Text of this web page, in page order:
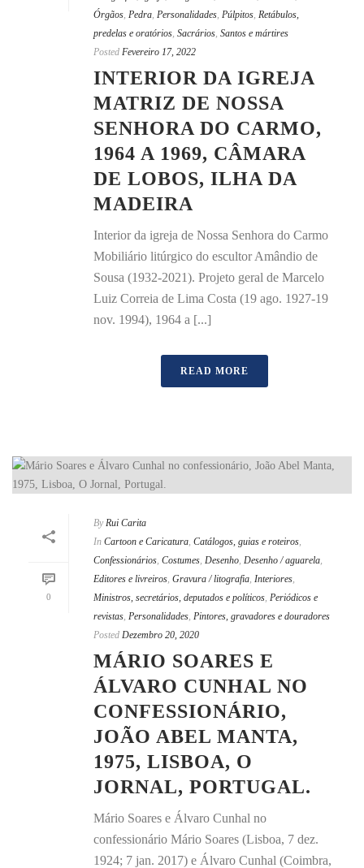
Órgãos, Pedra, Personalidades, Púlpitos, Retábulos,
predelas e oratórios, Sacrários, Santos e mártires
Posted Fevereiro 17, 2022
INTERIOR DA IGREJA
MATRIZ DE NOSSA
SENHORA DO CARMO,
1964 A 1969, CÂMARA
DE LOBOS, ILHA DA
MADEIRA
Interior da igreja de Nossa Senhora do Carmo
Mobiliário litúrgico do escultor Amândio de
Sousa (1932-2021). Projeto geral de Marcelo
Luiz Correia de Lima Costa (19 ago. 1927-19
nov. 1994), 1964 a [...]
READ MORE
0
By Rui Carita
In Cartoon e Caricatura, Catálogos, guias e roteiros,
Confessionários, Costumes, Desenho, Desenho / aguarela,
Editores e livreiros, Gravura / litografia, Interiores,
Ministros, secretários, deputados e políticos, Periódicos e
revistas, Personalidades, Pintores, gravadores e douradores
Posted Dezembro 20, 2020
MÁRIO SOARES E
ÁLVARO CUNHAL NO
CONFESSIONÁRIO,
JOÃO ABEL MANTA,
1975, LISBOA, O
JORNAL, PORTUGAL.
Mário Soares e Álvaro Cunhal no
confessionário Mário Soares (Lisboa, 7 dez.
1924; 7 jan. 2017) e Álvaro Cunhal (Coimbra,